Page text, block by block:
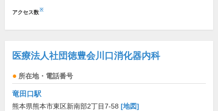
アクセス数※
医療法人社団徳豊会川口消化器内科
所在地・電話番号
竜田口駅
熊本県熊本市東区新南部2丁目7-58 [地図]